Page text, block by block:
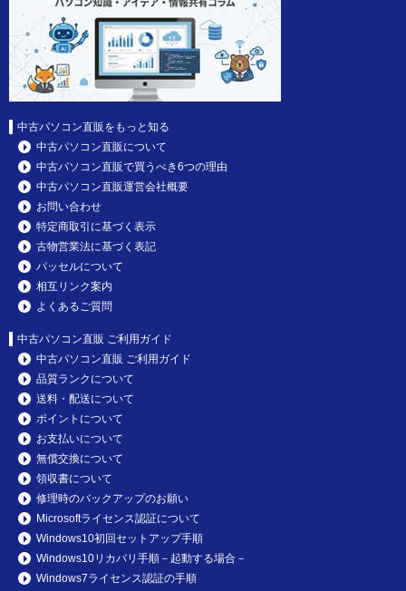
中古パソコン直販をもっと知る
中古パソコン直販について
中古パソコン直販で買うべき6つの理由
中古パソコン直販運営会社概要
お問い合わせ
特定商取引に基づく表示
古物営業法に基づく表記
パッセルについて
相互リンク案内
よくあるご質問
中古パソコン直販 ご利用ガイド
中古パソコン直販 ご利用ガイド
品質ランクについて
送料・配送について
ポイントについて
お支払いについて
無償交換について
領収書について
修理時のバックアップのお願い
Microsoftライセンス認証について
Windows10初回セットアップ手順
Windows10リカバリ手順－起動する場合－
Windows7ライセンス認証の手順